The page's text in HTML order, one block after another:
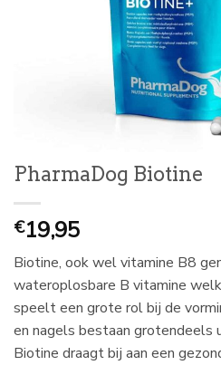
PharmaDog Biotine
€19,95
Biotine, ook wel vitamine B8
wateroplosbare B vitamine
speelt een grote rol bij de
en nagels bestaan grotendeels
Biotine draagt bij aan een